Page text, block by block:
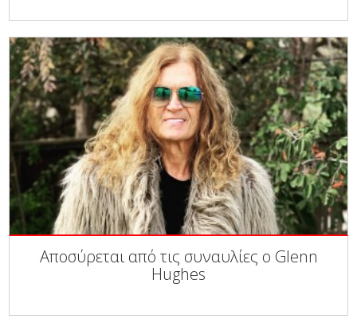
Αποσύρεται από τις συναυλίες ο Glenn
Hughes